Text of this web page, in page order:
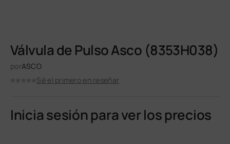
Válvula de Pulso Asco (8353H038)
porASCO
Sé el primero en reseñar
Inicia sesión para ver los precios